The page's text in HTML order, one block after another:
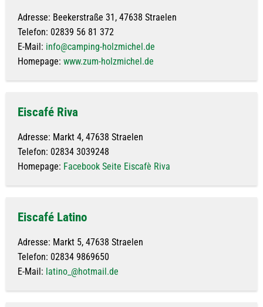
Adresse: Beekerstraße 31, 47638 Straelen
Telefon: 02839 56 81 372
E-Mail: info@camping-holzmichel.de
Homepage: www.zum-holzmichel.de
Eiscafé Riva
Adresse: Markt 4, 47638 Straelen
Telefon: 02834 3039248
Homepage: Facebook Seite Eiscafè Riva
Eiscafé Latino
Adresse: Markt 5, 47638 Straelen
Telefon: 02834 9869650
E-Mail: latino_@hotmail.de